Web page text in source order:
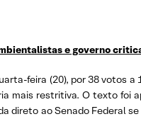
e governo
feira (20), por 38 votos
mais restritiva. O texto foi
ao Senado Federal